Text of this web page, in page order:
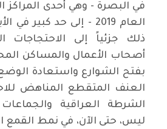
في البصرة - وهي أحدى المراكز
العام 2019 - إلى حد كبير
ذلك جزئياً إلى
أصحاب الأعمال والمساكن
بفتح الشوارع واستعادة
العنف المتقطع المناهض
الشرطة العراقية
ليس، حتى الآن، في نمط القمع